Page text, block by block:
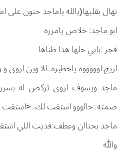
نهال بقلبها(يالله ياماجد حنون
ابو ماجد: خلاص يامرره
فجر :بابي خلها هذا ظناها
اريج:اوووووه ياخطيره..الا وين اروى و
ماجد ويشوف اروى تركض له
ضمته :خالووو استقت لك..<اشتقت
ماجد بحناان وعطف:فديت اللي
والله